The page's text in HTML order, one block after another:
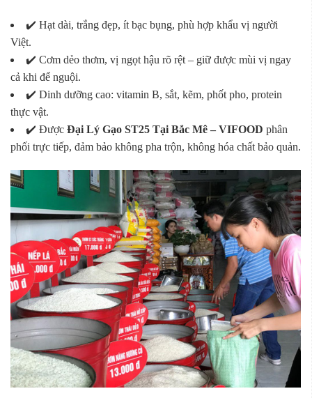
✔️ Hạt dài, trắng đẹp, ít bạc bụng, phù hợp khẩu vị người
Việt.
✔️ Cơm dẻo thơm, vị ngọt hậu rõ rệt – giữ được mùi vị ngay
cả khi để nguội.
✔️ Dinh dưỡng cao: vitamin B, sắt, kẽm, phốt pho, protein
thực vật.
✔️ Được Đại Lý Gạo ST25 Tại Bắc Mê – VIFOOD phân
phối trực tiếp, đảm bảo không pha trộn, không hóa chất bảo quản.